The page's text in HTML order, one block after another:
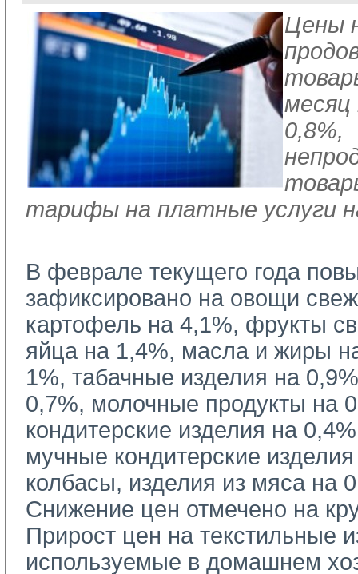
Цены
месяц
0,8%,
тарифы на платные услуги
В феврале текущего года
зафиксировано на овощи
картофель на 4,1%, фрукты
яйца на 1,4%, масла и жиры
1%, табачные изделия на
0,7%, молочные продукты на
кондитерские изделия на
мучные кондитерские
колбасы, изделия из мяса на
Снижение цен отмечено на
Прирост цен на текстильные
используемые в домашнем